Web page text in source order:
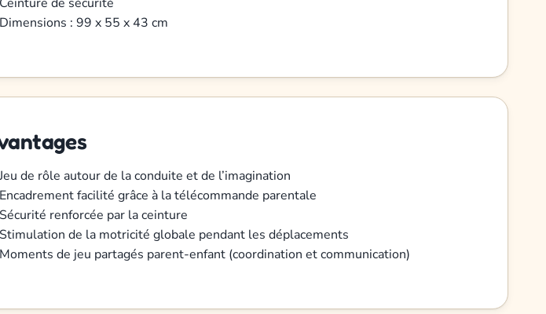
Dimensions : 99 x 55 x 43 cm
de rôle autour de la conduite et de l’imagination
Encadrement facilité grâce à la télécommande parentale
Sécurité renforcée par la ceinture
Stimulation de la motricité globale pendant les déplacements
Moments de jeu partagés parent-enfant (coordination et communication)